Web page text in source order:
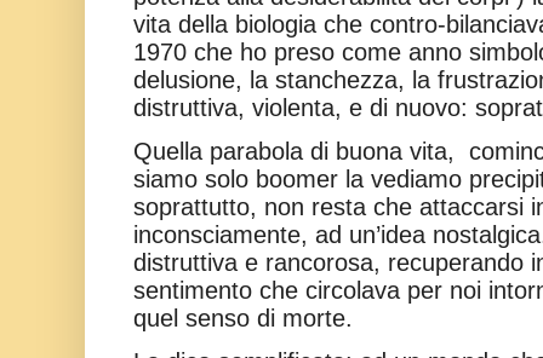
vita della biologia che contro-
1970 che ho preso come anno
delusione, la stanchezza, la
distruttiva, violenta, e di nuovo:
Quella parabola di buona vita,
siamo solo boomer la vediamo
soprattutto, non resta che attaccarsi
inconsciamente, ad un’idea
distruttiva e rancorosa, recuperando
sentimento che circolava per noi
quel senso di morte.